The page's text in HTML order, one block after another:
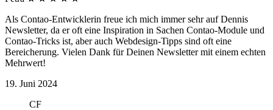
Als Contao-Entwicklerin freue ich mich immer sehr auf Dennis
Newsletter, da er oft eine Inspiration in Sachen Contao-Module und
Contao-Tricks ist, aber auch Webdesign-Tipps sind oft eine
Bereicherung. Vielen Dank für Deinen Newsletter mit einem echten
Mehrwert!
19. Juni 2024
CF